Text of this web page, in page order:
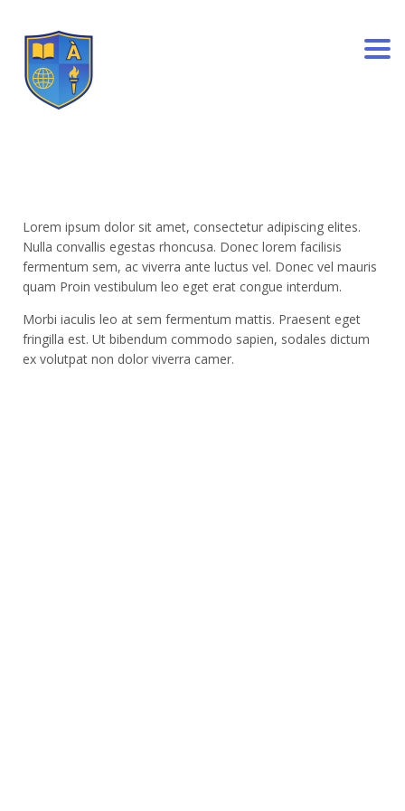
Lorem ipsum dolor sit amet, consectetur adipiscing elites.
Nulla convallis egestas rhoncusa. Donec lorem facilisis
fermentum sem, ac viverra ante luctus vel. Donec vel mauris
quam Proin vestibulum leo eget erat congue interdum.
Morbi iaculis leo at sem fermentum mattis. Praesent eget
fringilla est. Ut bibendum commodo sapien, sodales dictum
ex volutpat non dolor viverra camer.